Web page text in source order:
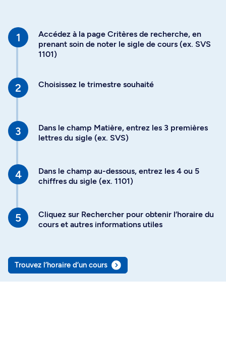
Accédez à la page Critères de recherche, en
prenant soin de noter le sigle de cours (ex. SVS
1101)
Choisissez le trimestre souhaité
Dans le champ Matière, entrez les 3 premières
lettres du sigle (ex. SVS)
Dans le champ au-dessous, entrez les 4 ou 5
chiffres du sigle (ex. 1101)
Cliquez sur Rechercher pour obtenir l’horaire du
cours et autres informations utiles
Trouvez l’horaire d’un cours